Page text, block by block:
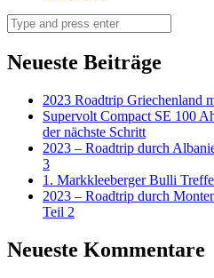
Search
Neueste Beiträge
2023 Roadtrip Griechenland
Supervolt Compact SE 100
der nächste Schritt
2023 – Roadtrip durch
3
1. Markkleeberger Bulli
2023 – Roadtrip durch
Teil 2
Neueste Kommentare